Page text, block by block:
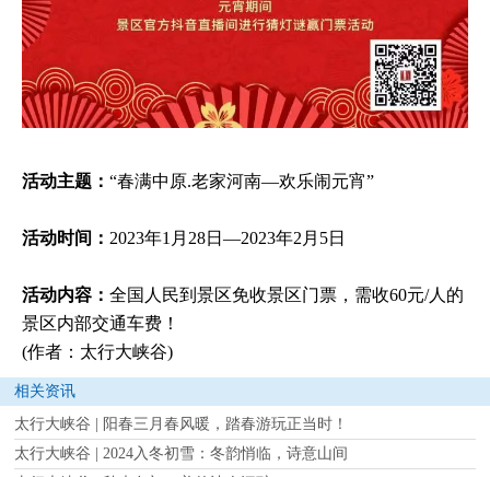
活动主题： “春满中原.老家河南—欢乐闹元宵”
活动时间： 2023年1月28日—2023年2月5日
活动内容： 全国人民到景区免收景区门票，需收60元/人的
景区内部交通车费！
(作者：太行大峡谷)
相关资讯
太行大峡谷 | 阳春三月春风暖，踏春游玩正当时！
太行大峡谷 | 2024入冬初雪：冬韵悄临，诗意山间